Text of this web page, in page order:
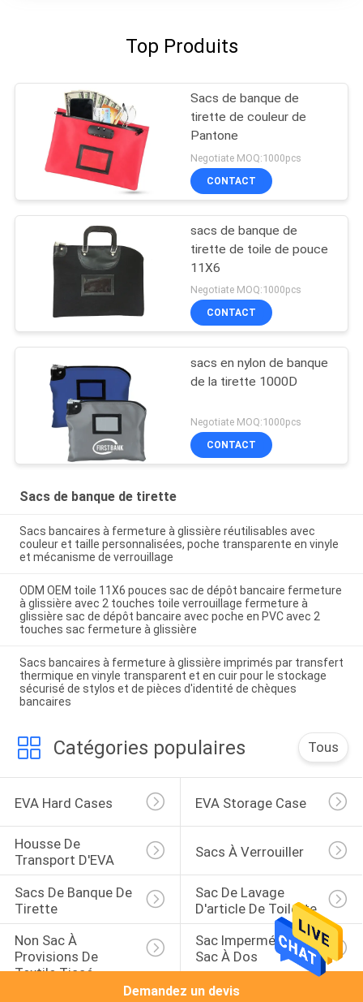
Top Produits
Sacs de banque de
tirette de couleur de
Pantone
Negotiate MOQ:1000pcs
CONTACT
sacs de banque de
tirette de toile de pouce
11X6
Negotiate MOQ:1000pcs
CONTACT
sacs en nylon de banque
de la tirette 1000D
Negotiate MOQ:1000pcs
CONTACT
Sacs de banque de tirette
Sacs bancaires à fermeture à glissière réutilisables avec
couleur et taille personnalisées, poche transparente en vinyle
et mécanisme de verrouillage
ODM OEM toile 11X6 pouces sac de dépôt bancaire fermeture
à glissière avec 2 touches toile verrouillage fermeture à
glissière sac de dépôt bancaire avec poche en PVC avec 2
touches sac fermeture à glissière
Sacs bancaires à fermeture à glissière imprimés par transfert
thermique en vinyle transparent et en cuir pour le stockage
sécurisé de stylos et de pièces d'identité de chèques
bancaires
Catégories populaires Tous
EVA Hard Cases EVA Storage Case
Housse De
Transport D'EVA
Sacs À Verrouiller
Sacs De Banque De
Tirette
Sac De Lavage
D'article De Toilette
Non Sac À
Provisions De
Textile Tissé
Sac Imperméable De
Sac À Dos
Demandez un devis